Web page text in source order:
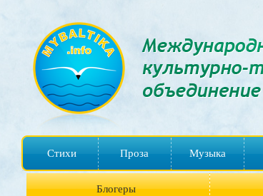
Стихи Проза Музыка
Блогеры